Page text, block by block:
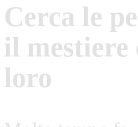
Cerca le
il mestiere
loro